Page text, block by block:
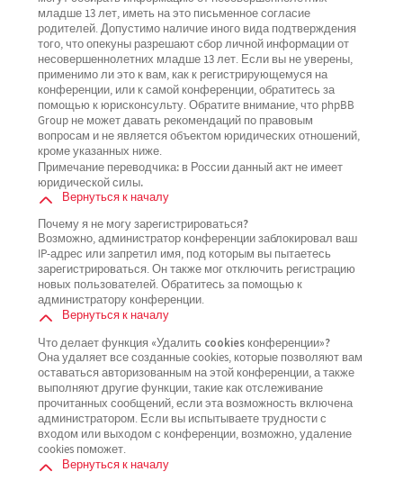
младше 13 лет, иметь на это письменное согласие
родителей. Допустимо наличие иного вида подтверждения
того, что опекуны разрешают сбор личной информации от
несовершеннолетних младше 13 лет. Если вы не уверены,
применимо ли это к вам, как к регистрирующемуся на
конференции, или к самой конференции, обратитесь за
помощью к юрисконсульту. Обратите внимание, что phpBB
Group не может давать рекомендаций по правовым
вопросам и не является объектом юридических отношений,
кроме указанных ниже.
Примечание переводчика: в России данный акт не имеет
юридической силы.
Вернуться к началу
Почему я не могу зарегистрироваться?
Возможно, администратор конференции заблокировал ваш
IP-адрес или запретил имя, под которым вы пытаетесь
зарегистрироваться. Он также мог отключить регистрацию
новых пользователей. Обратитесь за помощью к
администратору конференции.
Вернуться к началу
Что делает функция «Удалить cookies конференции»?
Она удаляет все созданные cookies, которые позволяют вам
оставаться авторизованным на этой конференции, а также
выполняют другие функции, такие как отслеживание
прочитанных сообщений, если эта возможность включена
администратором. Если вы испытываете трудности с
входом или выходом с конференции, возможно, удаление
cookies поможет.
Вернуться к началу